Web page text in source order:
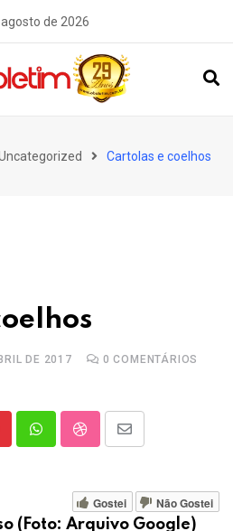
de 2026
Cartolas e coelhos
DE 2017 0 COMENTÁRIOS
WhatsappStumbleUpon
Share
Email
Gostei
Não Gostei
(Foto: Arquivo Google)